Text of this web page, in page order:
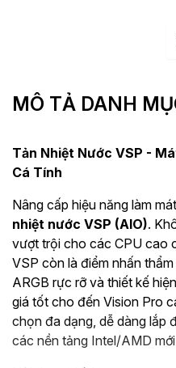
MÔ TẢ DANH
Tản Nhiệt Nước VSP -
Cá Tính
Nâng cấp hiệu năng làm
nhiệt nước VSP (AIO).
vượt trội cho các CPU cao
VSP còn là điểm nhấn
ARGB rực rỡ và thiết kế
giá tốt cho đến Vision Pro
chọn đa dạng, dễ dàng lắp
các nền tảng Intel/AMD